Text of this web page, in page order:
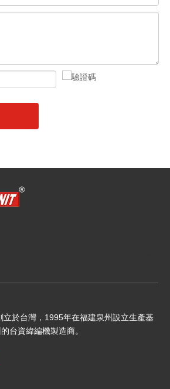
於台灣，1995年在福建泉州設立生產基
台資緯編機製造商。